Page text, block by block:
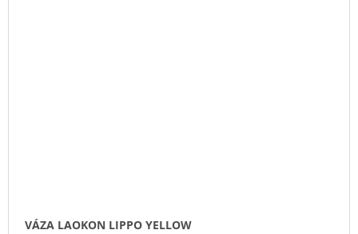
VÁZA LAOKON LIPPO YELLOW